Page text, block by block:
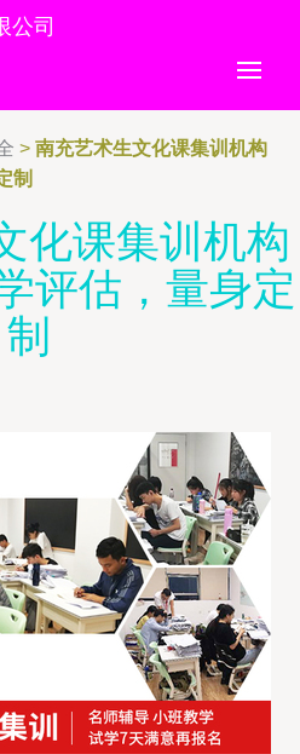
公司
> 南充艺术生文化课集训机构
制
化课集训机构
评估，量身定
制